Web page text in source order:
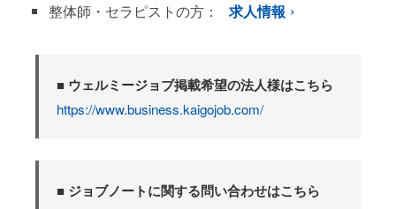
整体師・セラピストの方：
求人情報
■ ウェルミージョブ掲載希望の法人様はこちら
https://www.business.kaigojob.com/
■ ジョブノートに関する問い合わせはこちら